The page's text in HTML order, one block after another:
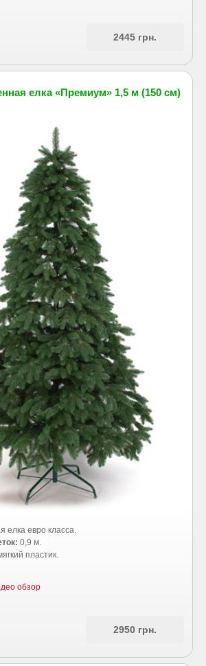
2445 грн.
елка «Премиум» 1,5 м (150 см)
елка евро класса.
0,9 м.
пластик.
обзор
2950 грн.